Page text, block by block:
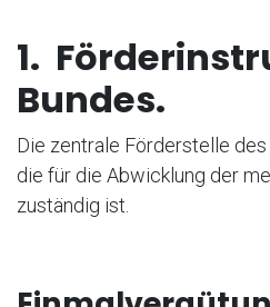
1.
Bundes.
Die zentrale Förderstelle
die für die Abwicklung der
zuständig ist.